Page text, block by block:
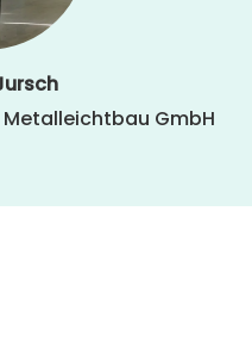
GmbH